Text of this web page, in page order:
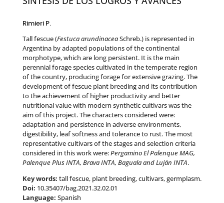
Rimieri P.
Tall fescue (Festuca arundinaceaSchreb.) is represented in
Argentina by adapted populations of the continental
morphotype, which are long persistent. It is the main
perennial forage species cultivated in the temperate region
of the country, producing forage for extensive grazing. The
development of fescue plant breeding and its contribution
to the achievement of higher productivity and better
nutritional value with modern synthetic cultivars was the
aim of this project. The characters considered were:
adaptation and persistence in adverse environments,
digestibility, leaf softness and tolerance to rust. The most
representative cultivars of the stages and selection criteria
considered in this work were:Pergamino El Palenque MAG,
Palenque Plus INTA, Brava INTA, Baguala and Luján INTA.
Key words: tall fescue, plant breeding, cultivars, germplasm.
Doi: 10.35407/bag.2021.32.02.01
Language: Spanish